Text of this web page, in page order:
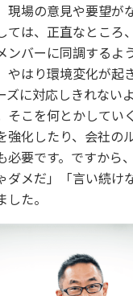
現場の意見や要望が
ては、正直なところ
ンバーに同調するよ
やはり環境変化が起
ズに対応しきれない
そこを何とかしてい
強化したり、会社の
必要です。ですから
メだ」「言い続け
た。